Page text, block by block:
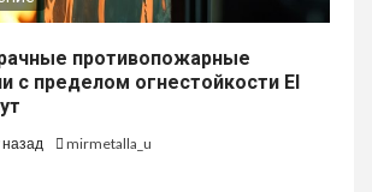
противопожарные
с пределом огнестойкости EI
назад mirmetalla_u